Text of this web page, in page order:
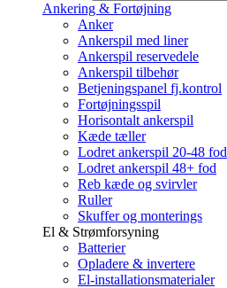
Ankering & Fortøjning
Anker
Ankerspil med liner
Ankerspil reservedele
Ankerspil tilbehør
Betjeningspanel fj.kontrol
Fortøjningsspil
Horisontalt ankerspil
Kæde tæller
Lodret ankerspil 20-48 fod
Lodret ankerspil 48+ fod
Reb kæde og svirvler
Ruller
Skuffer og monterings
El & Strømforsyning
Batterier
Opladere & invertere
El-installationsmaterialer